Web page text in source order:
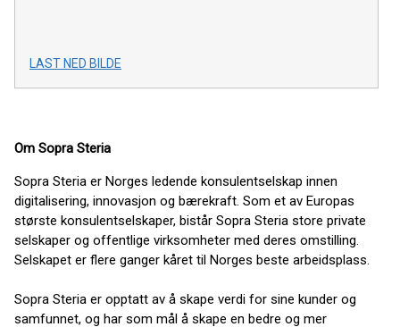
LAST NED BILDE
Om Sopra Steria
Sopra Steria er Norges ledende konsulentselskap innen
digitalisering, innovasjon og bærekraft. Som et av Europas
største konsulentselskaper, bistår Sopra Steria store private
selskaper og offentlige virksomheter med deres omstilling.
Selskapet er flere ganger kåret til Norges beste arbeidsplass.
Sopra Steria er opptatt av å skape verdi for sine kunder og
samfunnet, og har som mål å skape en bedre og mer